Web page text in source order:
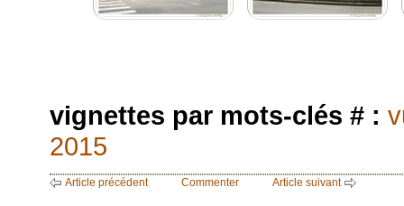
vignettes par mots-clés # :
2015
Article précédent Commenter Article suivant